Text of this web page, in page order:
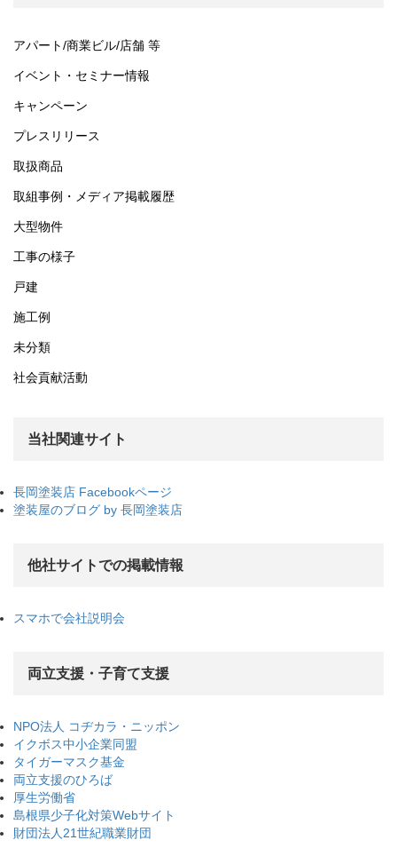
アパート/商業ビル/店舗 等
イベント・セミナー情報
キャンペーン
プレスリリース
取扱商品
取組事例・メディア掲載履歴
大型物件
工事の様子
戸建
施工例
未分類
社会貢献活動
当社関連サイト
長岡塗装店 Facebookページ
塗装屋のブログ by 長岡塗装店
他社サイトでの掲載情報
スマホで会社説明会
両立支援・子育て支援
NPO法人 コヂカラ・ニッポン
イクボス中小企業同盟
タイガーマスク基金
両立支援のひろば
厚生労働省
島根県少子化対策Webサイト
財団法人21世紀職業財団